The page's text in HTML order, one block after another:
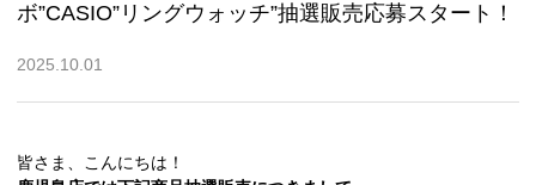
ボ”CASIO”リングウォッチ”抽選販売応募スタート！
2025.10.01
皆さま、こんにちは！